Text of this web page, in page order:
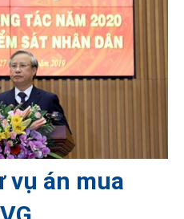
vụ án mua